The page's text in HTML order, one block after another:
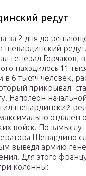
редут
за 2 дня до
шевардинский
генерал Горчаков, в
находилось 11
6 тысяч человек,
прикрывал
Наполеон
шевардинский
отдален
войск. По замыслу
Шевардино
выведя армию
Для этого
колонны: